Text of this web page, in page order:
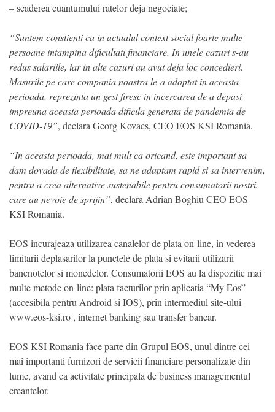
– scaderea cuantumului ratelor deja negociate;
“Suntem constienti ca in actualul context social foarte multe
persoane intampina dificultati financiare. In unele cazuri s-au
redus salariile, iar in alte cazuri au avut deja loc concedieri.
Masurile pe care compania noastra le-a adoptat in aceasta
perioada, reprezinta un gest firesc in incercarea de a depasi
impreuna aceasta perioada dificila generata de pandemia de
COVID-19”, declara Georg Kovacs, CEO EOS KSI Romania.
“In aceasta perioada, mai mult ca oricand, este important sa
dam dovada de flexibilitate, sa ne adaptam rapid si sa intervenim,
pentru a crea alternative sustenabile pentru consumatorii nostri,
care au nevoie de sprijin”, declara Adrian Boghiu CEO EOS
KSI Romania.
EOS incurajeaza utilizarea canalelor de plata on-line, in vederea
limitarii deplasarilor la punctele de plata si evitarii utilizarii
bancnotelor si monedelor. Consumatorii EOS au la dispozitie mai
multe metode on-line: plata facturilor prin aplicatia “My Eos”
(accesibila pentru Android si IOS), prin intermediul site-ului
www.eos-ksi.ro , internet banking sau transfer bancar.
EOS KSI Romania face parte din Grupul EOS, unul dintre cei
mai importanti furnizori de servicii financiare personalizate din
lume, avand ca activitate principala de business managementul
creantelor.